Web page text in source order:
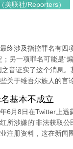
美联社/Reporters）
终涉及指控罪名有四
另一项罪名可能是“
音证实了这个消息
关于维吾尔族人的言论
基本不成立
6月8日在Twitter上
所涉嫌的'非法获取
注册资料，这在新